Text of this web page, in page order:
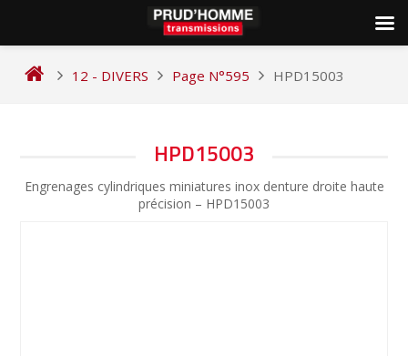
12 - DIVERS Page N°595 HPD15003
HPD15003
Engrenages cylindriques miniatures inox denture droite haute
précision – HPD15003
DE